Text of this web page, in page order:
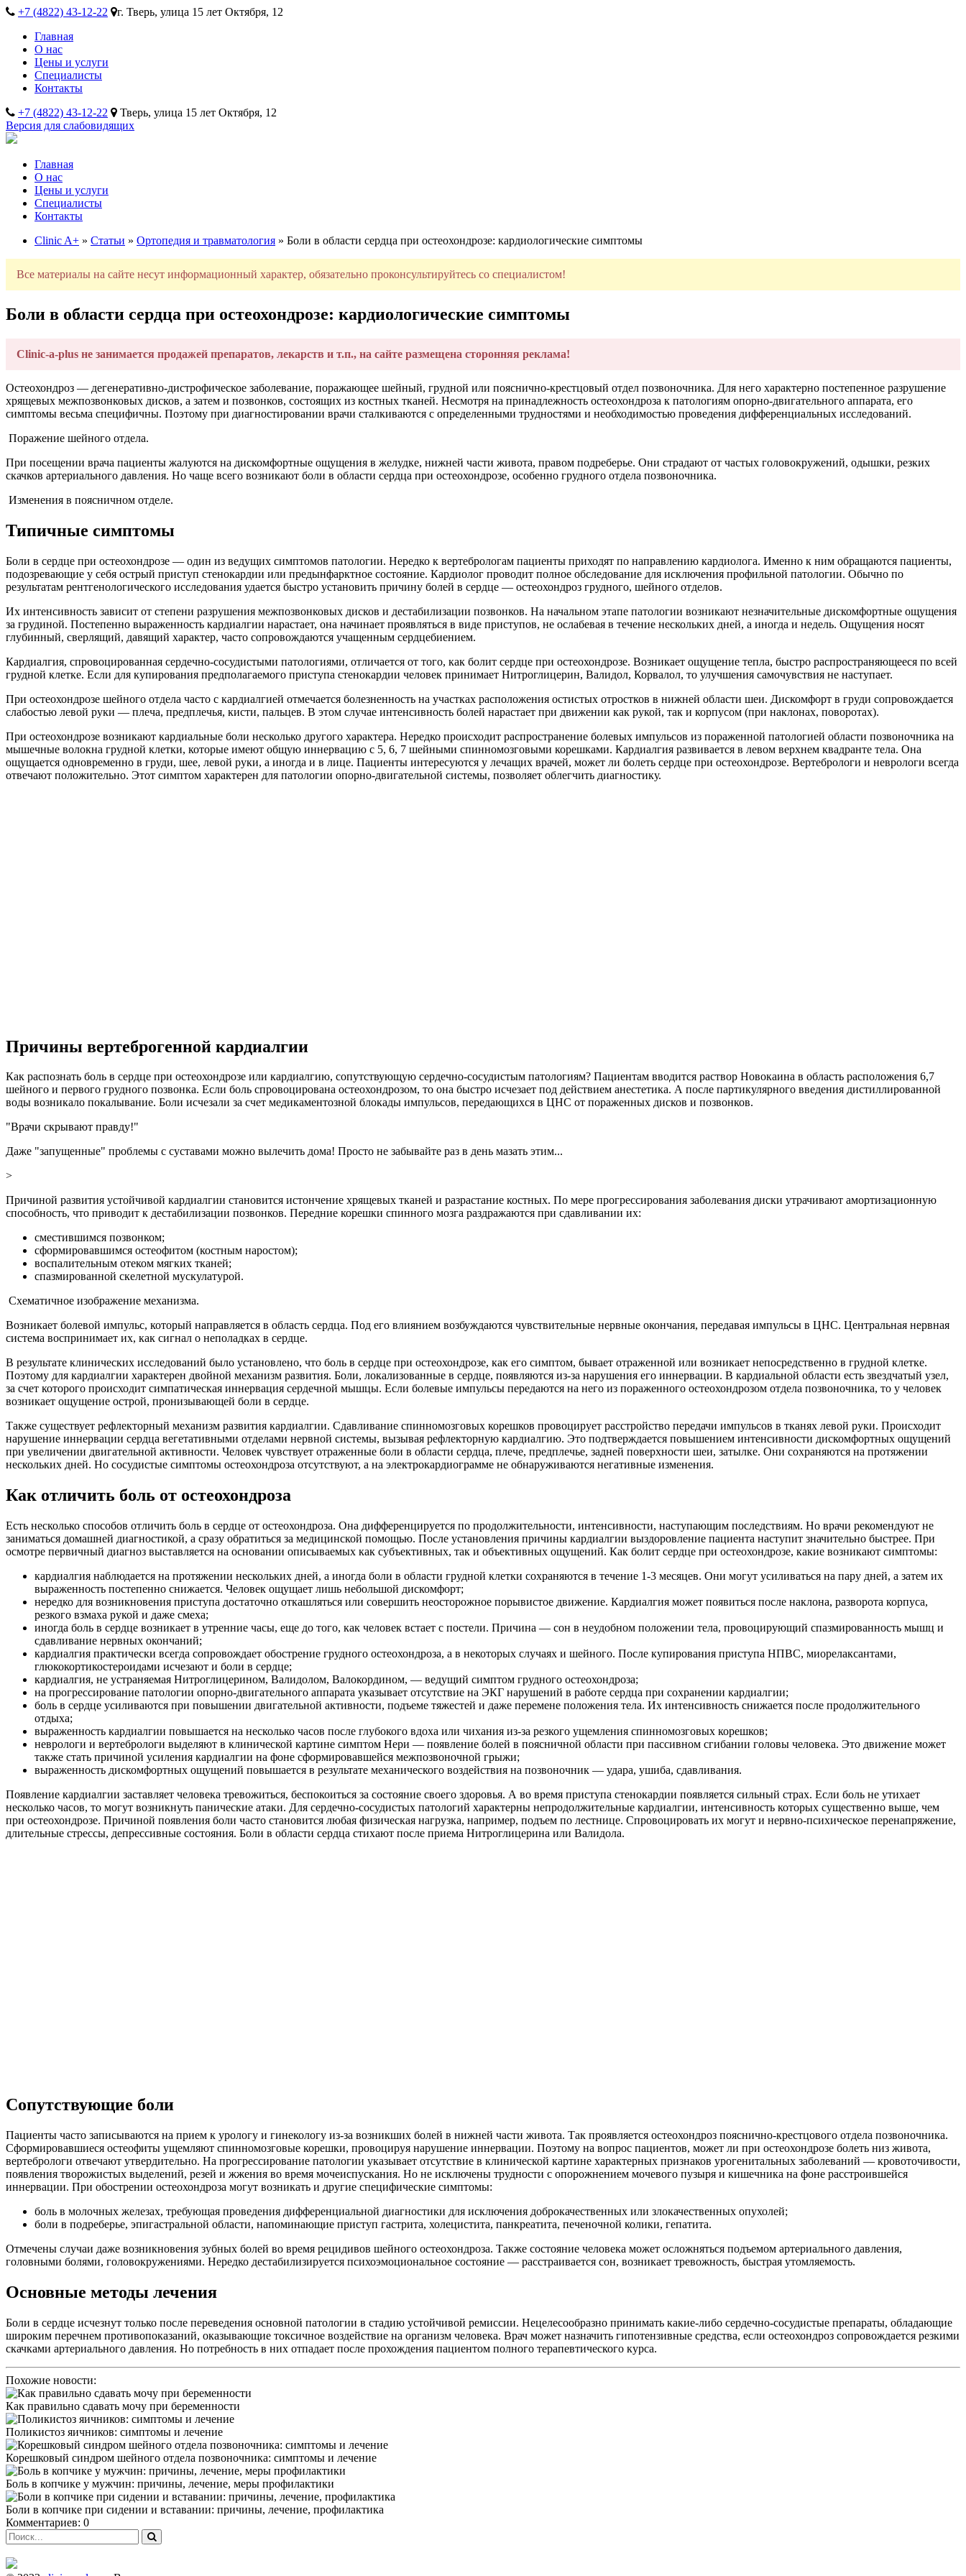
+7 (4822) 43-12-22
г. Тверь, улица 15 лет Октября, 12
Главная
О нас
Цены и услуги
Специалисты
Контакты
+7 (4822) 43-12-22
Тверь, улица 15 лет Октября, 12
Версия для слабовидящих
Главная
О нас
Цены и услуги
Специалисты
Контакты
Clinic A+ » Статьи » Ортопедия и травматология » Боли в области сердца при остеохондрозе: кардиологические симптомы
Все материалы на сайте несут информационный характер, обязательно проконсультируйтесь со специалистом!
Боли в области сердца при остеохондрозе: кардиологические симптомы
Clinic-a-plus не занимается продажей препаратов, лекарств и т.п., на сайте размещена сторонняя реклама!
Остеохондроз — дегенеративно-дистрофическое заболевание, поражающее шейный, грудной или пояснично-крестцовый отдел позвоночника. Для него характерно постепенное разрушение
хрящевых межпозвонковых дисков, а затем и позвонков, состоящих из костных тканей. Несмотря на принадлежность остеохондроза к патологиям опорно-двигательного аппарата, его
симптомы весьма специфичны. Поэтому при диагностировании врачи сталкиваются с определенными трудностями и необходимостью проведения дифференциальных исследований.
Поражение шейного отдела.
При посещении врача пациенты жалуются на дискомфортные ощущения в желудке, нижней части живота, правом подреберье. Они страдают от частых головокружений, одышки, резких
скачков артериального давления. Но чаще всего возникают боли в области сердца при остеохондрозе, особенно грудного отдела позвоночника.
Изменения в поясничном отделе.
Типичные симптомы
Боли в сердце при остеохондрозе — один из ведущих симптомов патологии. Нередко к вертебрологам пациенты приходят по направлению кардиолога. Именно к ним обращаются пациенты,
подозревающие у себя острый приступ стенокардии или предынфарктное состояние. Кардиолог проводит полное обследование для исключения профильной патологии. Обычно по
результатам рентгенологического исследования удается быстро установить причину болей в сердце — остеохондроз грудного, шейного отделов.
Их интенсивность зависит от степени разрушения межпозвонковых дисков и дестабилизации позвонков. На начальном этапе патологии возникают незначительные дискомфортные ощущения
за грудиной. Постепенно выраженность кардиалгии нарастает, она начинает проявляться в виде приступов, не ослабевая в течение нескольких дней, а иногда и недель. Ощущения носят
глубинный, сверлящий, давящий характер, часто сопровождаются учащенным сердцебиением.
Кардиалгия, спровоцированная сердечно-сосудистыми патологиями, отличается от того, как болит сердце при остеохондрозе. Возникает ощущение тепла, быстро распространяющееся по всей
грудной клетке. Если для купирования предполагаемого приступа стенокардии человек принимает Нитроглицерин, Валидол, Корвалол, то улучшения самочувствия не наступает.
При остеохондрозе шейного отдела часто с кардиалгией отмечается болезненность на участках расположения остистых отростков в нижней области шеи. Дискомфорт в груди сопровождается
слабостью левой руки — плеча, предплечья, кисти, пальцев. В этом случае интенсивность болей нарастает при движении как рукой, так и корпусом (при наклонах, поворотах).
При остеохондрозе возникают кардиальные боли несколько другого характера. Нередко происходит распространение болевых импульсов из пораженной патологией области позвоночника на
мышечные волокна грудной клетки, которые имеют общую иннервацию с 5, 6, 7 шейными спинномозговыми корешками. Кардиалгия развивается в левом верхнем квадранте тела. Она
ощущается одновременно в груди, шее, левой руки, а иногда и в лице. Пациенты интересуются у лечащих врачей, может ли болеть сердце при остеохондрозе. Вертебрологи и неврологи всегда
отвечают положительно. Этот симптом характерен для патологии опорно-двигательной системы, позволяет облегчить диагностику.
Причины вертеброгенной кардиалгии
Как распознать боль в сердце при остеохондрозе или кардиалгию, сопутствующую сердечно-сосудистым патологиям? Пациентам вводится раствор Новокаина в область расположения 6,7
шейного и первого грудного позвонка. Если боль спровоцирована остеохондрозом, то она быстро исчезает под действием анестетика. А после партикулярного введения дистиллированной
воды возникало покалывание. Боли исчезали за счет медикаментозной блокады импульсов, передающихся в ЦНС от пораженных дисков и позвонков.
"Врачи скрывают правду!"
Даже "запущенные" проблемы с суставами можно вылечить дома! Просто не забывайте раз в день мазать этим...
>
Причиной развития устойчивой кардиалгии становится истончение хрящевых тканей и разрастание костных. По мере прогрессирования заболевания диски утрачивают амортизационную
способность, что приводит к дестабилизации позвонков. Передние корешки спинного мозга раздражаются при сдавливании их:
сместившимся позвонком;
сформировавшимся остеофитом (костным наростом);
воспалительным отеком мягких тканей;
спазмированной скелетной мускулатурой.
Схематичное изображение механизма.
Возникает болевой импульс, который направляется в область сердца. Под его влиянием возбуждаются чувствительные нервные окончания, передавая импульсы в ЦНС. Центральная нервная
система воспринимает их, как сигнал о неполадках в сердце.
В результате клинических исследований было установлено, что боль в сердце при остеохондрозе, как его симптом, бывает отраженной или возникает непосредственно в грудной клетке.
Поэтому для кардиалгии характерен двойной механизм развития. Боли, локализованные в сердце, появляются из-за нарушения его иннервации. В кардиальной области есть звездчатый узел,
за счет которого происходит симпатическая иннервация сердечной мышцы. Если болевые импульсы передаются на него из пораженного остеохондрозом отдела позвоночника, то у человек
возникает ощущение острой, пронизывающей боли в сердце.
Также существует рефлекторный механизм развития кардиалгии. Сдавливание спинномозговых корешков провоцирует расстройство передачи импульсов в тканях левой руки. Происходит
нарушение иннервации сердца вегетативными отделами нервной системы, вызывая рефлекторную кардиалгию. Это подтверждается повышением интенсивности дискомфортных ощущений
при увеличении двигательной активности. Человек чувствует отраженные боли в области сердца, плече, предплечье, задней поверхности шеи, затылке. Они сохраняются на протяжении
нескольких дней. Но сосудистые симптомы остеохондроза отсутствуют, а на электрокардиограмме не обнаруживаются негативные изменения.
Как отличить боль от остеохондроза
Есть несколько способов отличить боль в сердце от остеохондроза. Она дифференцируется по продолжительности, интенсивности, наступающим последствиям. Но врачи рекомендуют не
заниматься домашней диагностикой, а сразу обратиться за медицинской помощью. После установления причины кардиалгии выздоровление пациента наступит значительно быстрее. При
осмотре первичный диагноз выставляется на основании описываемых как субъективных, так и объективных ощущений. Как болит сердце при остеохондрозе, какие возникают симптомы:
кардиалгия наблюдается на протяжении нескольких дней, а иногда боли в области грудной клетки сохраняются в течение 1-3 месяцев. Они могут усиливаться на пару дней, а затем их
выраженность постепенно снижается. Человек ощущает лишь небольшой дискомфорт;
нередко для возникновения приступа достаточно откашляться или совершить неосторожное порывистое движение. Кардиалгия может появиться после наклона, разворота корпуса,
резкого взмаха рукой и даже смеха;
иногда боль в сердце возникает в утренние часы, еще до того, как человек встает с постели. Причина — сон в неудобном положении тела, провоцирующий спазмированность мышц и
сдавливание нервных окончаний;
кардиалгия практически всегда сопровождает обострение грудного остеохондроза, а в некоторых случаях и шейного. После купирования приступа НПВС, миорелаксантами,
глюкокортикостероидами исчезают и боли в сердце;
кардиалгия, не устраняемая Нитроглицерином, Валидолом, Валокордином, — ведущий симптом грудного остеохондроза;
на прогрессирование патологии опорно-двигательного аппарата указывает отсутствие на ЭКГ нарушений в работе сердца при сохранении кардиалгии;
боль в сердце усиливаются при повышении двигательной активности, подъеме тяжестей и даже перемене положения тела. Их интенсивность снижается после продолжительного
отдыха;
выраженность кардиалгии повышается на несколько часов после глубокого вдоха или чихания из-за резкого ущемления спинномозговых корешков;
неврологи и вертебрологи выделяют в клинической картине симптом Нери — появление болей в поясничной области при пассивном сгибании головы человека. Это движение может
также стать причиной усиления кардиалгии на фоне сформировавшейся межпозвоночной грыжи;
выраженность дискомфортных ощущений повышается в результате механического воздействия на позвоночник — удара, ушиба, сдавливания.
Появление кардиалгии заставляет человека тревожиться, беспокоиться за состояние своего здоровья. А во время приступа стенокардии появляется сильный страх. Если боль не утихает
несколько часов, то могут возникнуть панические атаки. Для сердечно-сосудистых патологий характерны непродолжительные кардиалгии, интенсивность которых существенно выше, чем
при остеохондрозе. Причиной появления боли часто становится любая физическая нагрузка, например, подъем по лестнице. Спровоцировать их могут и нервно-психическое перенапряжение,
длительные стрессы, депрессивные состояния. Боли в области сердца стихают после приема Нитроглицерина или Валидола.
Сопутствующие боли
Пациенты часто записываются на прием к урологу и гинекологу из-за возникших болей в нижней части живота. Так проявляется остеохондроз пояснично-крестцового отдела позвоночника.
Сформировавшиеся остеофиты ущемляют спинномозговые корешки, провоцируя нарушение иннервации. Поэтому на вопрос пациентов, может ли при остеохондрозе болеть низ живота,
вертебрологи отвечают утвердительно. На прогрессирование патологии указывает отсутствие в клинической картине характерных признаков урогенитальных заболеваний — кровоточивости,
появления творожистых выделений, резей и жжения во время мочеиспускания. Но не исключены трудности с опорожнением мочевого пузыря и кишечника на фоне расстроившейся
иннервации. При обострении остеохондроза могут возникать и другие специфические симптомы:
боль в молочных железах, требующая проведения дифференциальной диагностики для исключения доброкачественных или злокачественных опухолей;
боли в подреберье, эпигастральной области, напоминающие приступ гастрита, холецистита, панкреатита, печеночной колики, гепатита.
Отмечены случаи даже возникновения зубных болей во время рецидивов шейного остеохондроза. Также состояние человека может осложняться подъемом артериального давления,
головными болями, головокружениями. Нередко дестабилизируется психоэмоциональное состояние — расстраивается сон, возникает тревожность, быстрая утомляемость.
Основные методы лечения
Боли в сердце исчезнут только после переведения основной патологии в стадию устойчивой ремиссии. Нецелесообразно принимать какие-либо сердечно-сосудистые препараты, обладающие
широким перечнем противопоказаний, оказывающие токсичное воздействие на организм человека. Врач может назначить гипотензивные средства, если остеохондроз сопровождается резкими
скачками артериального давления. Но потребность в них отпадает после прохождения пациентом полного терапевтического курса.
Похожие новости:
Как правильно сдавать мочу при беременности
Поликистоз яичников: симптомы и лечение
Корешковый синдром шейного отдела позвоночника: симптомы и лечение
Боль в копчике у мужчин: причины, лечение, меры профилактики
Боли в копчике при сидении и вставании: причины, лечение, профилактика
Комментариев: 0